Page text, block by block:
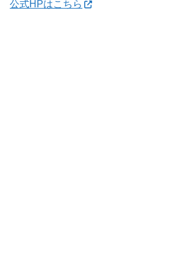
公式HPはこちら